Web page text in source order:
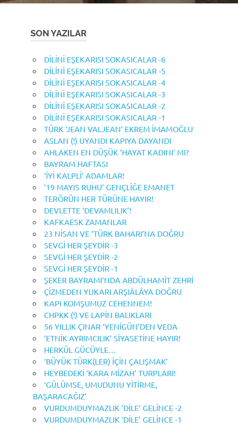
SON YAZILAR
DİLİNİ EŞEKARISI SOKASICALAR -6
DİLİNİ EŞEKARISI SOKASICALAR -5
DİLİNİ EŞEKARISI SOKASICALAR -4
DİLİNİ EŞEKARISI SOKASICALAR -3
DİLİNİ EŞEKARISI SOKASICALAR -2
DİLİNİ EŞEKARISI SOKASICALAR -1
TÜRK ‘JEAN VALJEAN’ EKREM İMAMOĞLU
ASLAN (!) UYANDI KAPIYA DAYANDI
AHLAKEN EN DÜŞÜK ‘HAYAT KADINI’ MI?
BAYRAM HAFTASI
‘İYİ KALPLİ’ ADAMLAR!
’19 MAYIS RUHU’ GENÇLİĞE EMANET
TERÖRÜN HER TÜRÜNE HAYIR!
DEVLETTE ‘DEVAMLILIK’!
KAFKAESK ZAMANLAR
23 NİSAN VE ‘TÜRK BAHARI’NA DOĞRU
SEVGİ HER ŞEYDİR -3
SEVGİ HER ŞEYDİR -2
SEVGİ HER ŞEYDİR -1
ŞEKER BAYRAMI’NDA ABDÜLHAMİT ZEHRİ
ÇİZMEDEN YUKARI ARŞIÂLÂYA DOĞRU
KAPI KOMŞUMUZ CEHENNEM!
CHPKK (!) VE LAPİN BALIKLARI
56 YILLIK ÇINAR ‘YENİGÜN’DEN VEDA
‘ETNİK AYRIMCILIK’ SİYASETİNE HAYIR!
HERKÜL GÜCÜYLE…
‘BÜYÜK TÜRK(LER) İÇİN ÇALIŞMAK’
HEYBEDEKİ ‘KARA MİZAH’ TURPLARI!
‘GÜLÜMSE, UMUDUNU YİTİRME,
BAŞARACAĞIZ’
VURDUMDUYMAZLIK ‘DİLE’ GELİNCE -2
VURDUMDUYMAZLIK ‘DİLE’ GELİNCE -1